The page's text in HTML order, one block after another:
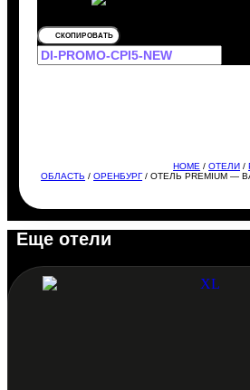
СКОПИРОВАТЬ
HOME /ОТЕЛИ /
ОБЛАСТЬ /ОРЕНБУРГ/ ОТЕЛЬ PREMIUM —
Еще отели